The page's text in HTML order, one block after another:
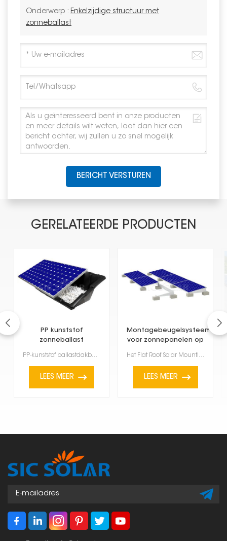
Onderwerp : Enkelzijdige structuur met
zonneballast
BERICHT VERSTUREN
GERELATEERDE PRODUCTEN
PP kunststof
zonneballast
PP-kunststof ballastdakbevestigingen bieden een lichte, sterke en eenvoudige manier om zonnepanelen ...
LEES MEER
Montagebeugelsysteem
voor zonnepanelen op
Het Flat Roof Solar Mounting Bracket System is ontworpen voor de installatie van zonnepanelen op pla...
LEES MEER